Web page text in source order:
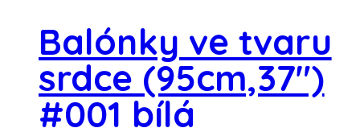
Balónky ve tvaru
srdce (95cm,37″)
#001 bílá